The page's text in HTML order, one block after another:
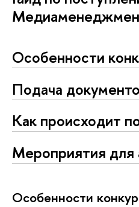
Особенности
Подача
Как происходит
Мероприятия для
Особенности